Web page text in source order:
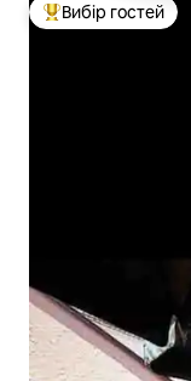
Топ вибір гостей
Вибір гостей